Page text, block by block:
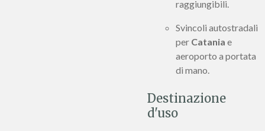
raggiungibili.
Svincoli autostradali
per Catania e
aeroporto a portata
di mano.
Destinazione
d'uso